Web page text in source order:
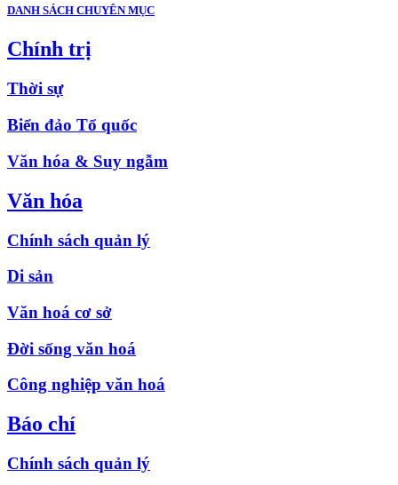
DANH SÁCH CHUYÊN MỤC
Chính trị
Thời sự
Biển đảo Tổ quốc
Văn hóa & Suy ngẫm
Văn hóa
Chính sách quản lý
Di sản
Văn hoá cơ sở
Đời sống văn hoá
Công nghiệp văn hoá
Báo chí
Chính sách quản lý